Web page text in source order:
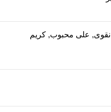
علی محبوب, کریم